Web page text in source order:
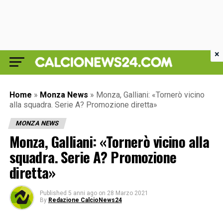
Home » Monza News » Monza, Galliani: «Tornerò vicino
alla squadra. Serie A? Promozione diretta»
MONZA NEWS
Monza, Galliani: «Tornerò vicino alla
squadra. Serie A? Promozione
diretta»
Published 5 anni ago on 28 Marzo 2021
By Redazione CalcioNews24
×